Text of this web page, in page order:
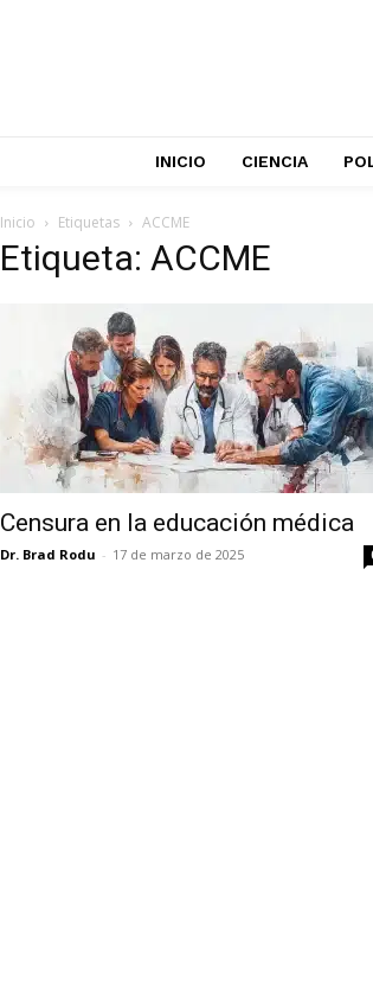
INICIO CIENCIA
Inicio Etiquetas ACCME
Etiqueta: ACCME
Censura en la educación médica
Dr. Brad Rodu - 17 de marzo de 2025